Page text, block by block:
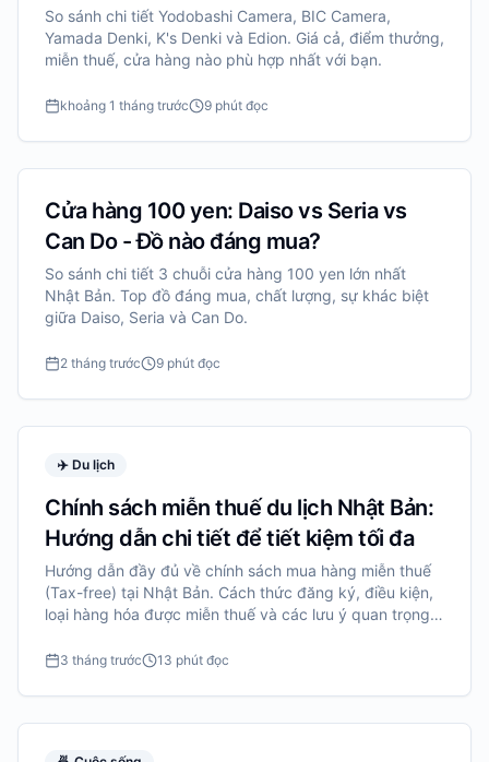
So sánh chi tiết Yodobashi Camera, BIC Camera,
Yamada Denki, K's Denki và Edion. Giá cả, điểm thưởng,
miễn thuế, cửa hàng nào phù hợp nhất với bạn.
khoảng 1 tháng trước 9 phút đọc
Cửa hàng 100 yen: Daiso vs Seria vs
Can Do - Đồ nào đáng mua?
So sánh chi tiết 3 chuỗi cửa hàng 100 yen lớn nhất
Nhật Bản. Top đồ đáng mua, chất lượng, sự khác biệt
giữa Daiso, Seria và Can Do.
2 tháng trước 9 phút đọc
✈️ Du lịch
Chính sách miễn thuế du lịch Nhật Bản:
Hướng dẫn chi tiết để tiết kiệm tối đa
Hướng dẫn đầy đủ về chính sách mua hàng miễn thuế
(Tax-free) tại Nhật Bản. Cách thức đăng ký, điều kiện,
loại hàng hóa được miễn thuế và các lưu ý quan trọng
3 tháng trước 13 phút đọc